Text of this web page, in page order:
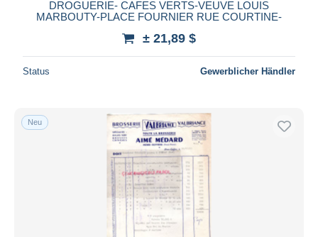
DROGUERIE- CAFES VERTS-VEUVE LOUIS
MARBOUTY-PLACE FOURNIER RUE COURTINE-
± 21,89 $
Status Gewerblicher Händler
Neu